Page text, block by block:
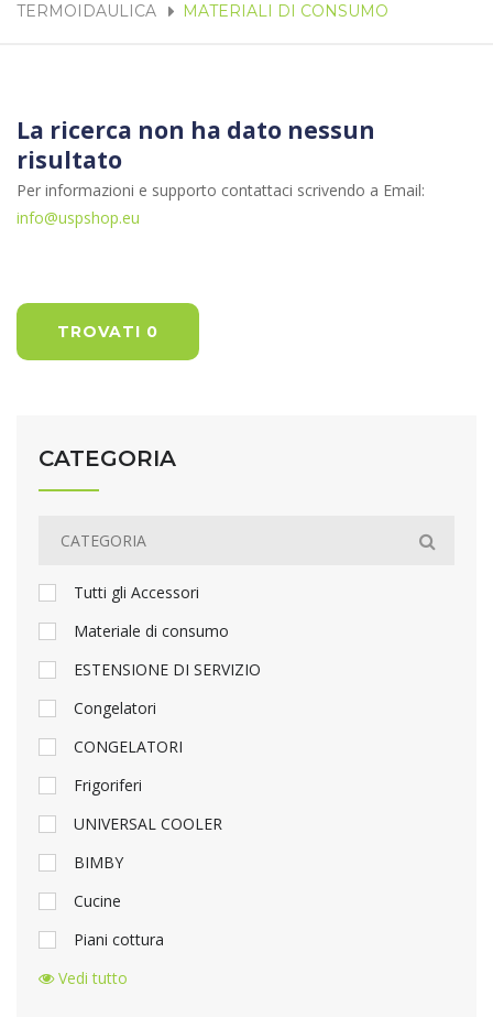
TERMOIDAULICA
MATERIALI DI CONSUMO
La ricerca non ha dato nessun
risultato
Per informazioni e supporto contattaci scrivendo a Email:
info@uspshop.eu
TROVATI 0
CATEGORIA
Tutti gli Accessori
Materiale di consumo
ESTENSIONE DI SERVIZIO
Congelatori
CONGELATORI
Frigoriferi
UNIVERSAL COOLER
BIMBY
Cucine
Piani cottura
Vedi tutto